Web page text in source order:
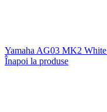
Yamaha AG03 MK2 White
Înapoi la produse